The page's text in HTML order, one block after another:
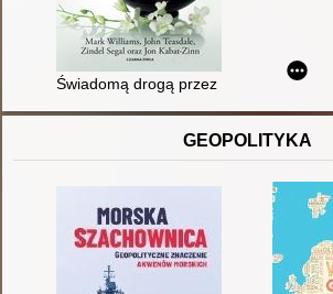
Świadomą drogą przez depresję :
GEOPOLITYKA